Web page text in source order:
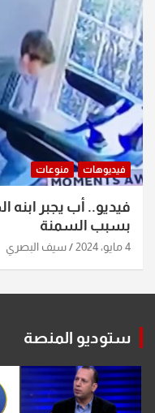
فيديوهات منوعات
فيديو.. أب يجبر
بسبب السمنة
4 مايو، 2024 سيف البصري
ستوديو المنصة